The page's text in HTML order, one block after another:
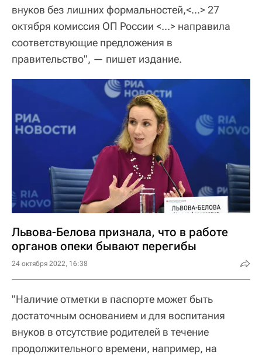
внуков без лишних формальностей,<...> 27
октября комиссия ОП России <...> направила
соответствующие предложения в
правительство", — пишет издание.
Львова-Белова признала, что в работе
органов опеки бывают перегибы
24 октября 2022, 16:38
"Наличие отметки в паспорте может быть
достаточным основанием и для воспитания
внуков в отсутствие родителей в течение
продолжительного времени, например, на